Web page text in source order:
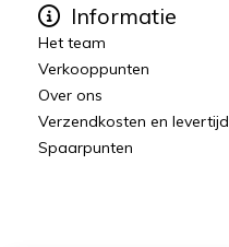
Informatie
Het team
Verkooppunten
Over ons
Verzendkosten en levertijd
Spaarpunten